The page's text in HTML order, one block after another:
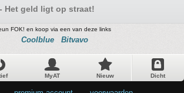
Het geld ligt op straat!
FOK! en koop via een van deze links
Coolblue Bitvavo
MyAT Nieuw Dicht